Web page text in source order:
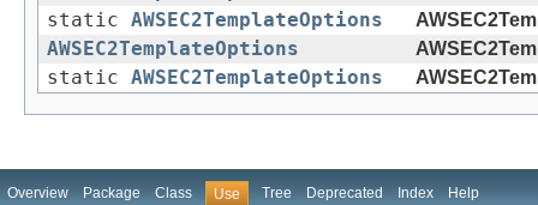
static AWSEC2TemplateOptions
AWSEC2TemplateOptions
static AWSEC2TemplateOptions
Overview Package Class Use Tree Deprecated Index Help